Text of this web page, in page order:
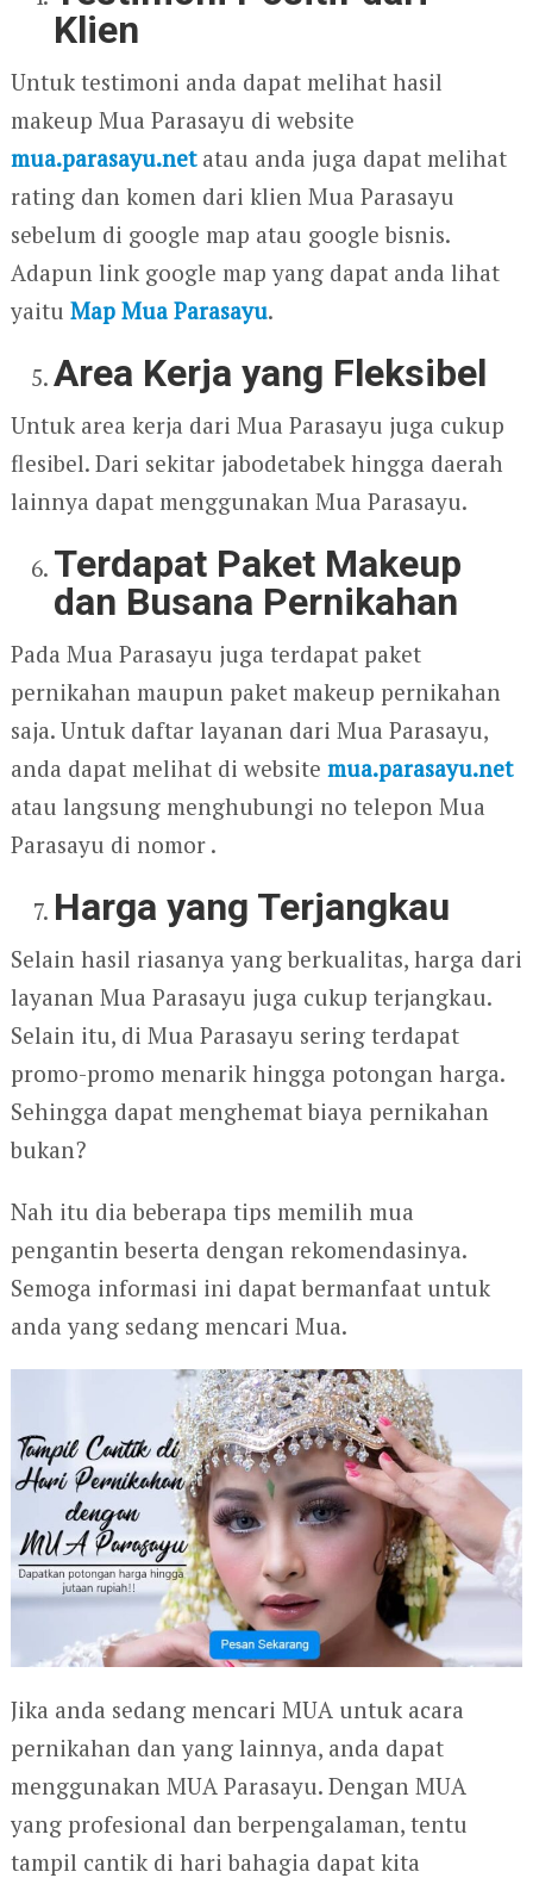
Klien
Untuk testimoni anda dapat melihat hasil
makeup Mua Parasayu di website
mua.parasayu.netatau anda juga dapat melihat
rating dan komen dari klien Mua Parasayu
sebelum di google map atau google bisnis.
Adapun link google map yang dapat anda lihat
yaitu Map Mua Parasayu.
Area Kerja yang Fleksibel
Untuk area kerja dari Mua Parasayu juga cukup
flesibel. Dari sekitar jabodetabek hingga daerah
lainnya dapat menggunakan Mua Parasayu.
Terdapat Paket Makeup
dan Busana Pernikahan
Pada Mua Parasayu juga terdapat paket
pernikahan maupun paket makeup pernikahan
saja. Untuk daftar layanan dari Mua Parasayu,
anda dapat melihat di website mua.parasayu.net
atau langsung menghubungi no telepon Mua
Parasayu di nomor .
Harga yang Terjangkau
Selain hasil riasanya yang berkualitas, harga dari
layanan Mua Parasayu juga cukup terjangkau.
Selain itu, di Mua Parasayu sering terdapat
promo-promo menarik hingga potongan harga.
Sehingga dapat menghemat biaya pernikahan
bukan?
Nah itu dia beberapa tips memilih mua
pengantin beserta dengan rekomendasinya.
Semoga informasi ini dapat bermanfaat untuk
anda yang sedang mencari Mua.
Jika anda sedang mencari MUA untuk acara
pernikahan dan yang lainnya, anda dapat
menggunakan MUA Parasayu. Dengan MUA
yang profesional dan berpengalaman, tentu
tampil cantik di hari bahagia dapat kita